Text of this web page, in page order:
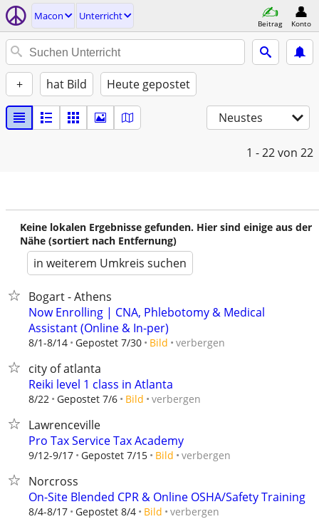
Macon Unterricht
Beitrag Konto
+ hat Bild Heute gepostet
Neustes
1 - 22von 22
Keine lokalen Ergebnisse gefunden. Hier sind einige aus der
Nähe (sortiert nach Entfernung)
in weiterem Umkreis suchen
Bogart - Athens
Now Enrolling | CNA, Phlebotomy & Medical
Assistant (Online & In-per)
8/1-8/14 Gepostet 7/30 Bild verbergen
city of atlanta
Reiki level 1 class in Atlanta
8/22 Gepostet 7/6 Bild verbergen
Lawrenceville
Pro Tax Service Tax Academy
9/12-9/17 Gepostet 7/15 Bild verbergen
Norcross
On-Site Blended CPR & Online OSHA/Safety Training
8/4-8/17 Gepostet 8/4 Bild verbergen